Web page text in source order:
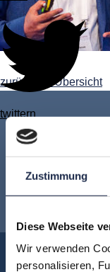
Zustimmung
Diese Webseite
Wir verwenden
personalisieren,
twittern
zurück zur Übersicht
Keine
Jetzt
Akademie